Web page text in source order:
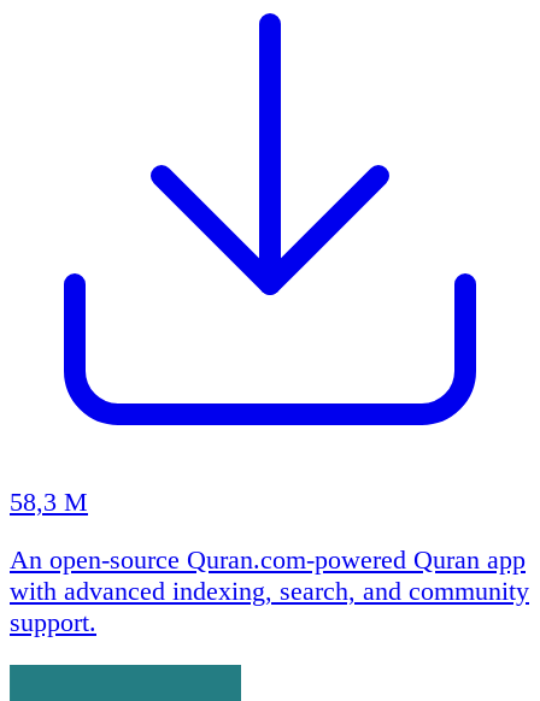
58,3 M
An open-source Quran.com-powered Quran app
with advanced indexing, search, and community
support.